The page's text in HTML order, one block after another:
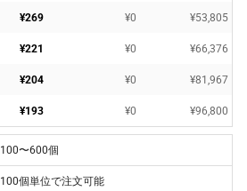
¥269 ¥0 ¥53,805
¥221 ¥0 ¥66,376
¥204 ¥0 ¥81,967
¥193 ¥0 ¥96,800
100〜600個
100個単位で注文可能